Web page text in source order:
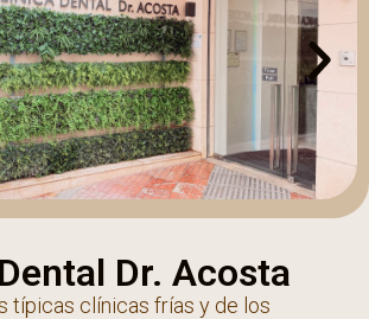
Dr. Acosta
típicas clínicas frías y de los